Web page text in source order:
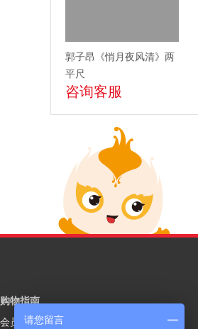
郭子昂《悄月夜风清》两
平尺
咨询客服
购物指南
会员注册请您留言